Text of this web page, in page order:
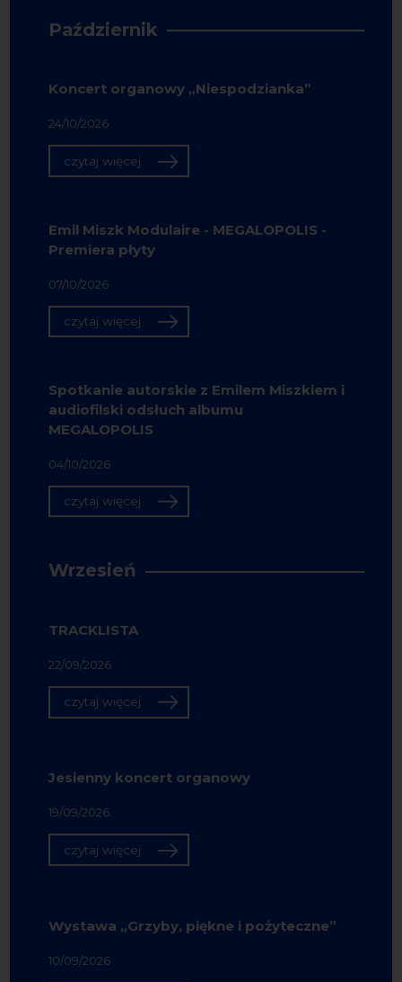
Październik
Koncert organowy „Niespodzianka”
24/10/2026
czytaj więcej
Emil Miszk Modulaire - MEGALOPOLIS -
Premiera płyty
07/10/2026
czytaj więcej
Spotkanie autorskie z Emilem Miszkiem i
audiofilski odsłuch albumu
MEGALOPOLIS
04/10/2026
czytaj więcej
Wrzesień
TRACKLISTA
22/09/2026
czytaj więcej
Jesienny koncert organowy
19/09/2026
czytaj więcej
Wystawa „Grzyby, piękne i pożyteczne”
10/09/2026